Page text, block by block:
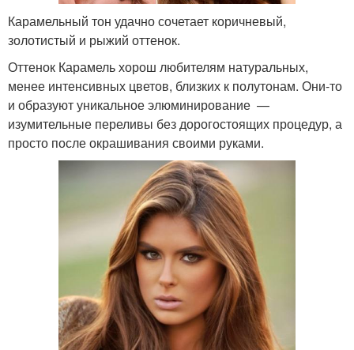
Карамельный тон удачно сочетает коричневый,
золотистый и рыжий оттенок.
Оттенок Карамель хорош любителям натуральных,
менее интенсивных цветов, близких к полутонам. Они-то
и образуют уникальное элюминирование —
изумительные переливы без дорогостоящих процедур, а
просто после окрашивания своими руками.